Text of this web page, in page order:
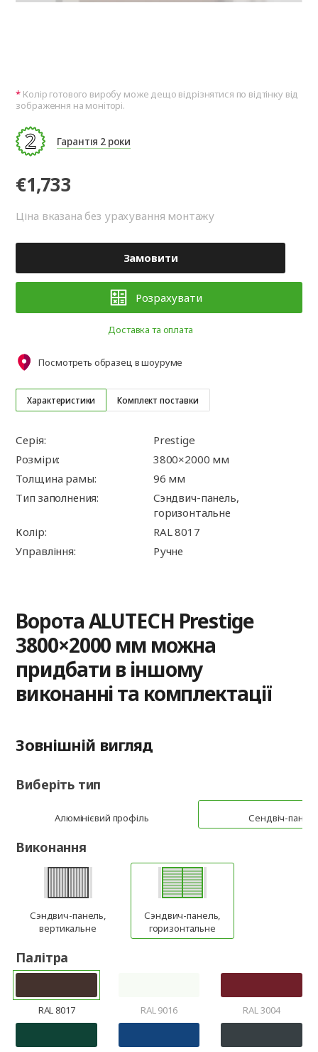
Колір готового виробу може дещо відрізнятися по відтінку від
зображення на моніторі.
Характеристики Комплект поставки
Серія:
Prestige
Розміри:
3800×2000 мм
Толщина рамы:
96 мм
Тип заполнения:
Сэндвич-панель,
горизонтальне
Колір:
RAL 8017
Управління:
Ручне
Гарантія 2 роки
€1,733
Ціна вказана без урахування монтажу
Замовити
Розрахувати
Доставка та оплата
Посмотреть образец в шоуруме
Ворота ALUTECH Prestige
3800×2000 мм можна
придбати в іншому
виконанні та комплектації
Зовнішній вигляд
Виберіть тип
Алюмінієвий профіль Сендвіч-
Виконання
Сэндвич-панель,
вертикальне
Сэндвич-панель,
горизонтальне
Палітра
RAL 8017 RAL 9016 RAL 3004